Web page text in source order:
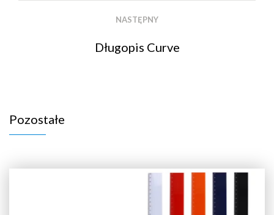
NASTĘPNY
Długopis Curve
Pozostałe